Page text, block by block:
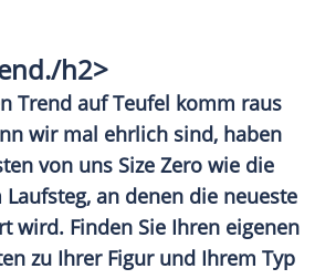
./h2>
Trend auf Teufel komm raus
wir mal ehrlich sind, haben
von uns Size Zero wie die
an denen die neueste
wird. Finden Sie Ihren eigenen
zu Ihrer Figurund Ihrem Typ